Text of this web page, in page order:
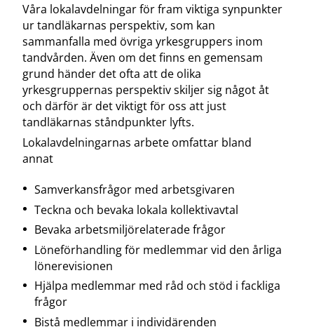
Våra lokalavdelningar för fram viktiga synpunkter
ur tandläkarnas perspektiv, som kan
sammanfalla med övriga yrkesgruppers inom
tandvården. Även om det finns en gemensam
grund händer det ofta att de olika
yrkesgruppernas perspektiv skiljer sig något åt
och därför är det viktigt för oss att just
tandläkarnas ståndpunkter lyfts.
Lokalavdelningarnas arbete omfattar bland
annat
Samverkansfrågor med arbetsgivaren
Teckna och bevaka lokala kollektivavtal
Bevaka arbetsmiljörelaterade frågor
Löneförhandling för medlemmar vid den årliga
lönerevisionen
Hjälpa medlemmar med råd och stöd i fackliga
frågor
Bistå medlemmar i individärenden